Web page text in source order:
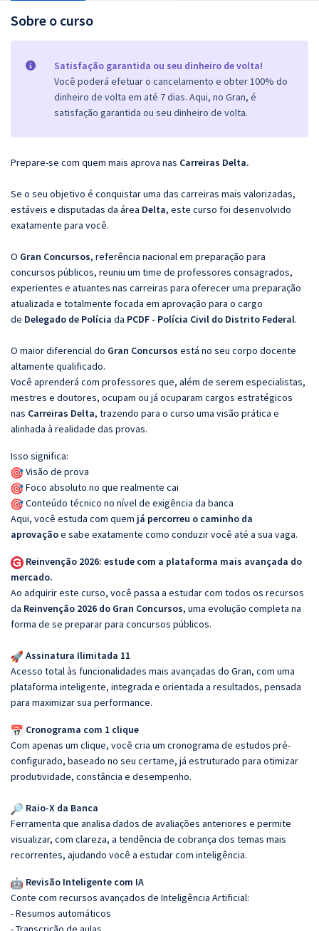
Sobre o curso
Satisfação garantida ou seu dinheiro de volta!
Você poderá efetuar o cancelamento e obter 100% do
dinheiro de volta em até 7 dias. Aqui, no Gran, é
satisfação garantida ou seu dinheiro de volta.
Prepare-se com quem mais aprova nas Carreiras Delta.
Se o seu objetivo é conquistar uma das carreiras mais valorizadas,
estáveis e disputadas da área Delta, este curso foi desenvolvido
exatamente para você.
O Gran Concursos, referência nacional em preparação para
concursos públicos, reuniu um time de professores consagrados,
experientes e atuantes nas carreiras para oferecer uma preparação
atualizada e totalmente focada em aprovação para o cargo
de Delegado de Polícia da PCDF - Polícia Civil do Distrito Federal.
O maior diferencial do Gran Concursos está no seu corpo docente
altamente qualificado.
Você aprenderá com professores que, além de serem especialistas,
mestres e doutores, ocupam ou já ocuparam cargos estratégicos
nas Carreiras Delta, trazendo para o curso uma visão prática e
alinhada à realidade das provas.
Isso significa:
Visão de prova
Foco absoluto no que realmente cai
Conteúdo técnico no nível de exigência da banca
Aqui, você estuda com quem já percorreu o caminho da
aprovaçãoe sabe exatamente como conduzir você até a sua vaga.
Reinvenção 2026: estude com a plataforma mais avançada do
mercado.
Ao adquirir este curso, você passa a estudar com todos os recursos
da Reinvenção 2026 do Gran Concursos, uma evolução completa na
forma de se preparar para concursos públicos.
Assinatura Ilimitada 11
Acesso total às funcionalidades mais avançadas do Gran, com uma
plataforma inteligente, integrada e orientada a resultados, pensada
para maximizar sua performance.
Cronograma com 1 clique
Com apenas um clique, você cria um cronograma de estudos pré-
configurado, baseado no seu certame, já estruturado para otimizar
produtividade, constância e desempenho.
Raio-X da Banca
Ferramenta que analisa dados de avaliações anteriores e permite
visualizar, com clareza, a tendência de cobrança dos temas mais
recorrentes, ajudando você a estudar com inteligência.
Revisão Inteligente com IA
Conte com recursos avançados de Inteligência Artificial:
- Resumos automáticos